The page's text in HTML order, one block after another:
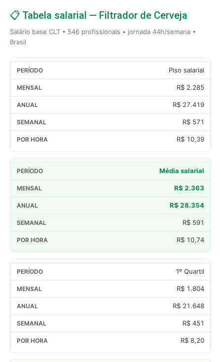
📋 Tabela salarial — Filtrador de Cerveja
Salário base CLT • 546 profissionais • jornada 44h/semana •
Brasil
Piso salarial
R$ 2.285
R$ 27.419
R$ 571
R$ 10,39
Média salarial
R$ 2.363
R$ 28.354
R$ 591
R$ 10,74
1º Quartil
R$ 1.804
R$ 21.648
R$ 451
R$ 8,20